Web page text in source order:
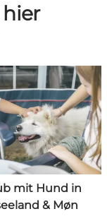
hier
mit Hund in
& Møn